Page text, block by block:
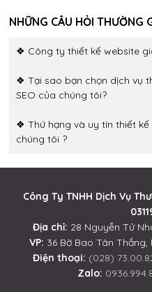
NHỮNG CÂU HỎI THƯỜNG
❖ Công ty thiết kế website
❖ Tại sao bạn chọn dịch vụ
SEO của chúng tôi?
❖ Thứ hạng và uy tín thiết
chúng tôi ?
Công Ty TNHH Dịch Vụ
Địa chỉ: 28 Nguyễn Tử
VP: 36 Bờ Bao Tân Thắng,
Điện thoại: (028)
Zalo: